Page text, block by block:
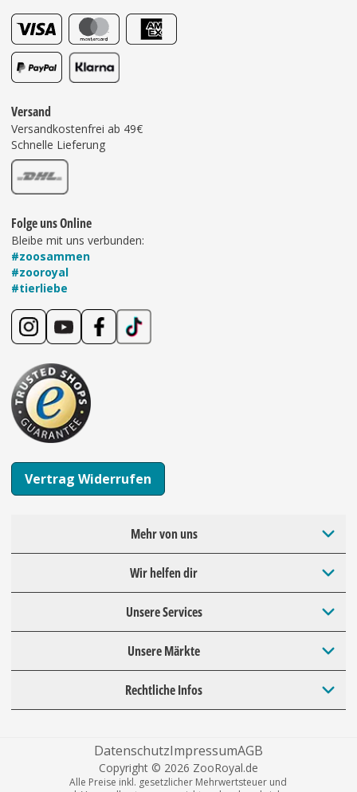
Versand
Versandkostenfrei ab 49€
Schnelle Lieferung
Folge uns Online
Bleibe mit uns verbunden:
#zoosammen
#zooroyal
#tierliebe
Vertrag Widerrufen
Mehr von uns
Wir helfen dir
Unsere Services
Unsere Märkte
Rechtliche Infos
DatenschutzImpressumAGB
Copyright © 2026 ZooRoyal.de
Alle Preise inkl. gesetzlicher Mehrwertsteuer und